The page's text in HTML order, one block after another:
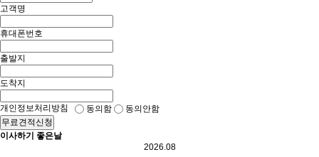
고객명
휴대폰번호
출발지
도착지
개인정보처리방침 동의함
동의안함
무료견적신청
이사하기 좋은날
2026.08